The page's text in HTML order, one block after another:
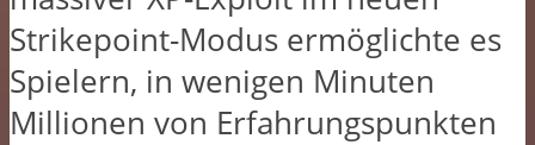
Strikepoint-Modus ermöglichte es
Spielern, in wenigen Minuten
Millionen von Erfahrungspunkten